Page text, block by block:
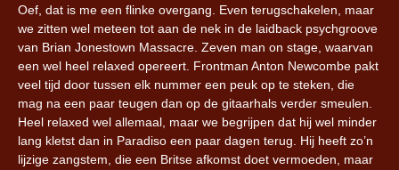
Oef, dat is me een flinke overgang. Even terugschakelen, maar
we zitten wel meteen tot aan de nek in de laidback psychgroove
van Brian Jonestown Massacre. Zeven man on stage, waarvan
een wel heel relaxed opereert. Frontman Anton Newcombe pakt
veel tijd door tussen elk nummer een peuk op te steken, die
mag na een paar teugen dan op de gitaarhals verder smeulen.
Heel relaxed wel allemaal, maar we begrijpen dat hij wel minder
lang kletst dan in Paradiso een paar dagen terug. Hij heeft zo’n
lijzige zangstem, die een Britse afkomst doet vermoeden, maar